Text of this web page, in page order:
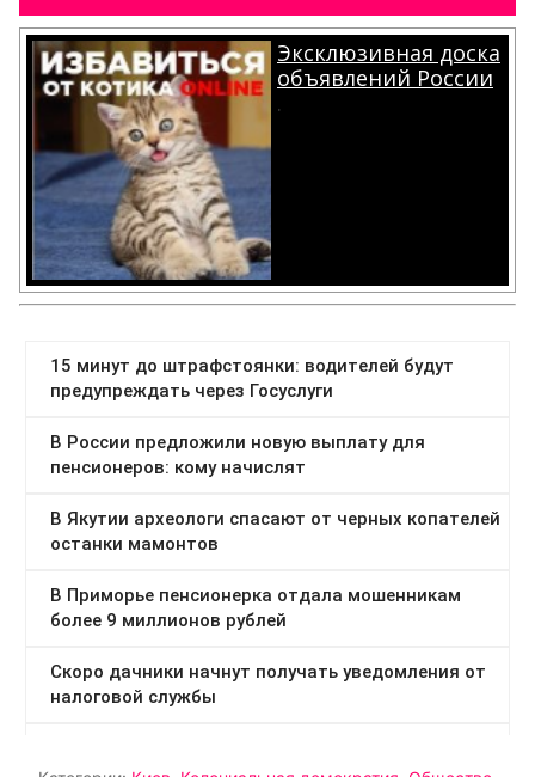
Эксклюзивная доска
объявлений России
.